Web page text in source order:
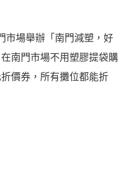
市場舉辦「南門減塑，好
南門市場不用塑膠提袋購
價券，所有攤位都能折